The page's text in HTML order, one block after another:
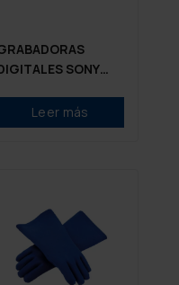
SONY
Leer más